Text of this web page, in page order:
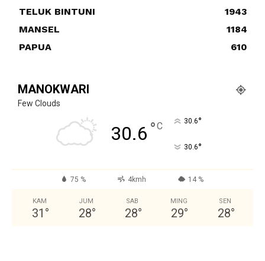
TELUK BINTUNI
1943
MANSEL
1184
PAPUA
610
MANOKWARI
Few Clouds
30.6 °C 30.6°
30.6°
75 % 4kmh 14 %
KAM
31 °
JUM
28°
SAB
28°
MING
29°
SEN
28°